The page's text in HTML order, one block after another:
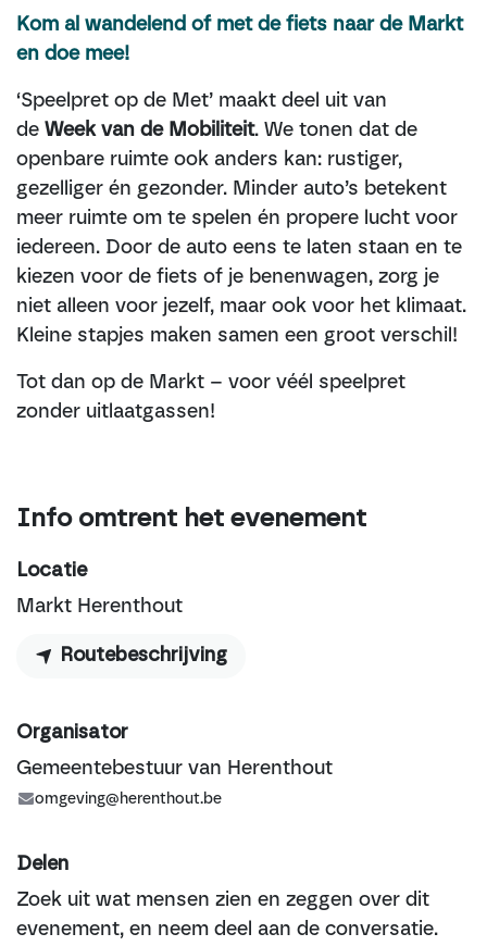
Kom al wandelend of met de fiets naar de Markt
en doe mee!
‘Speelpret op de Met’ maakt deel uit van
de Week van de Mobiliteit. We tonen dat de
openbare ruimte ook anders kan: rustiger,
gezelliger én gezonder. Minder auto’s betekent
meer ruimte om te spelen én propere lucht voor
iedereen. Door de auto eens te laten staan en te
kiezen voor de fiets of je benenwagen, zorg je
niet alleen voor jezelf, maar ook voor het klimaat.
Kleine stapjes maken samen een groot verschil!
Tot dan op de Markt – voor véél speelpret
zonder uitlaatgassen!
Info omtrent het evenement
Locatie
Markt Herenthout
Routebeschrijving
Organisator
Gemeentebestuur van Herenthout
omgeving@herenthout.be
Delen
Zoek uit wat mensen zien en zeggen over dit
evenement, en neem deel aan de conversatie.